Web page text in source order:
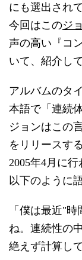
にも選出され
今回はこのジ
声の高い『コ
いて、紹介し
アルバムのタ
本語で「連続
ジョンはこの
をリリースす
2005年4月に
以下のように
「僕は最近"
ね。連続性の
絶えず計算し